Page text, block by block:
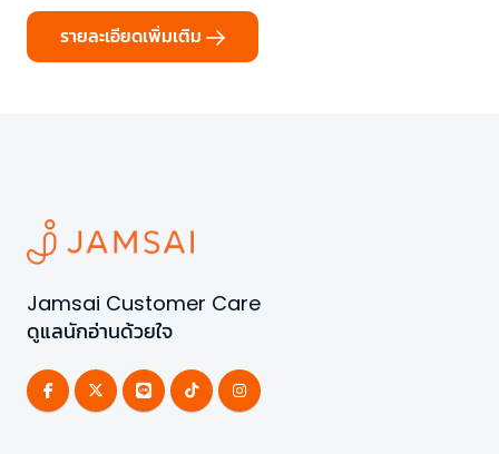
รายละเอียดเพิ่มเติม
Jamsai Customer Care
ดูแลนักอ่านด้วยใจ